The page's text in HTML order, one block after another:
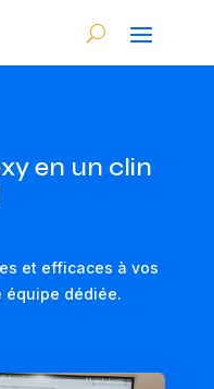
en un clin
et efficaces à vos
équipe dédiée.